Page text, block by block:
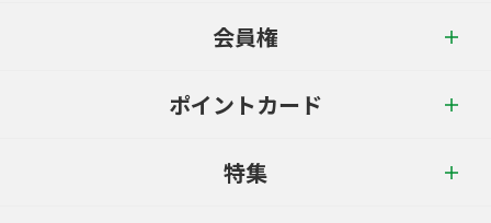
会員権
ポイントカード
特集